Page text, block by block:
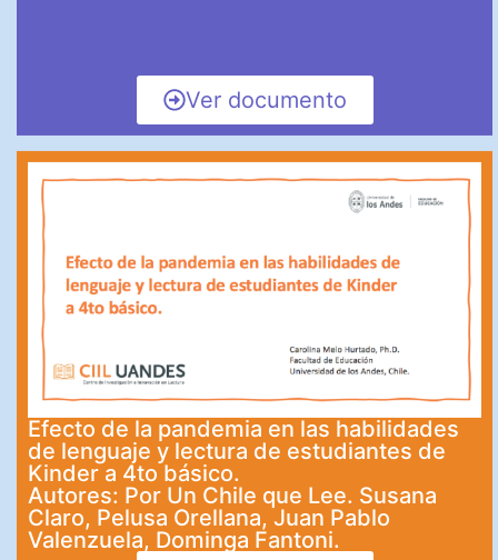
Ver documento
Efecto de la pandemia en las habilidades
de lenguaje y lectura de estudiantes de
Kinder a 4to básico.
Autores: Por Un Chile que Lee. Susana
Claro, Pelusa Orellana, Juan Pablo
Valenzuela, Dominga Fantoni.